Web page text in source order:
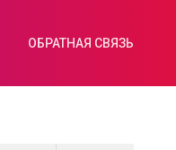
ОБРАТНАЯ СВЯЗЬ